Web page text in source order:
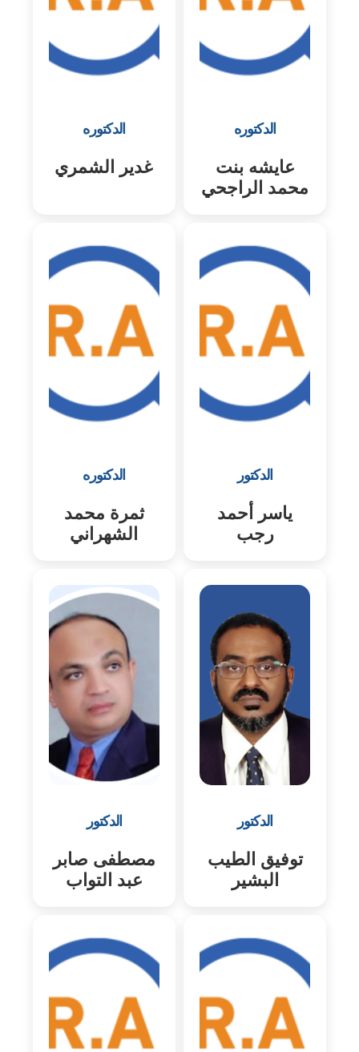
الدكتوره
عايشه بنت
محمد الراجحي
الدكتوره
غدير الشمري
الدكتور
ياسر أحمد
رجب
الدكتوره
ثمرة محمد
الشهراني
الدكتور
توفيق الطيب
البشير
الدكتور
مصطفى صابر
عبد التواب